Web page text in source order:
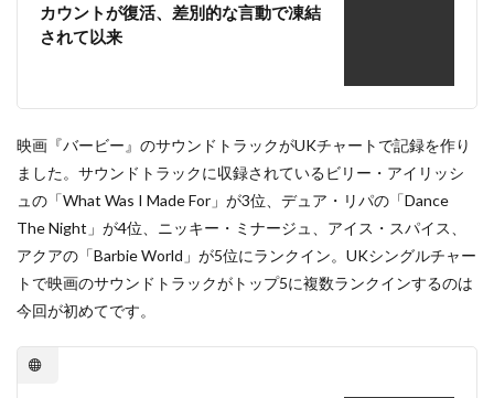
カウントが復活、差別的な言動で凍結
されて以来
映画『バービー』のサウンドトラックがUKチャートで記録を作り
ました。サウンドトラックに収録されているビリー・アイリッシ
ュの「What Was I Made For」が3位、デュア・リパの「Dance
The Night」が4位、ニッキー・ミナージュ、アイス・スパイス、
アクアの「Barbie World」が5位にランクイン。UKシングルチャー
トで映画のサウンドトラックがトップ5に複数ランクインするのは
今回が初めてです。